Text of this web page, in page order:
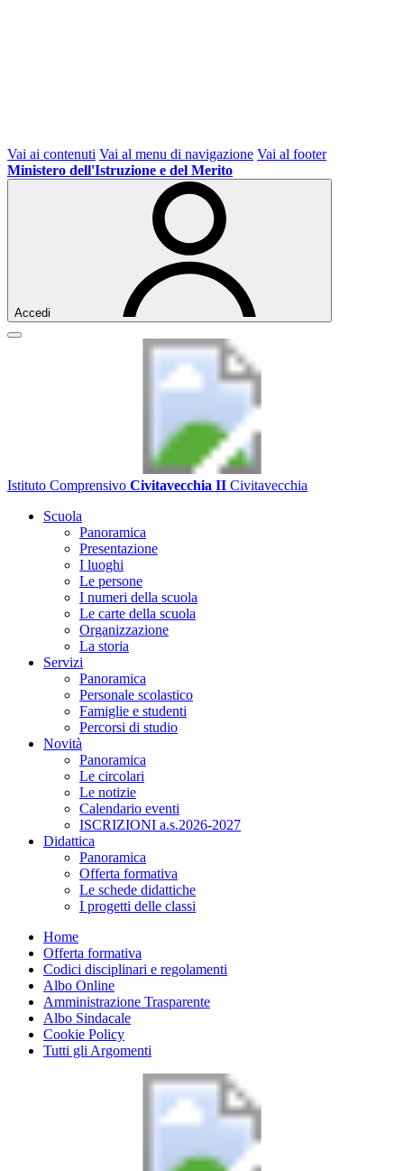
Vai ai contenuti Vai al menu di navigazione Vai al footer
Ministero dell'Istruzione e del Merito
Accedi
Istituto Comprensivo Civitavecchia II Civitavecchia
Scuola
Panoramica
Presentazione
I luoghi
Le persone
I numeri della scuola
Le carte della scuola
Organizzazione
La storia
Servizi
Panoramica
Personale scolastico
Famiglie e studenti
Percorsi di studio
Novità
Panoramica
Le circolari
Le notizie
Calendario eventi
ISCRIZIONI a.s.2026-2027
Didattica
Panoramica
Offerta formativa
Le schede didattiche
I progetti delle classi
Home
Offerta formativa
Codici disciplinari e regolamenti
Albo Online
Amministrazione Trasparente
Albo Sindacale
Cookie Policy
Tutti gli Argomenti